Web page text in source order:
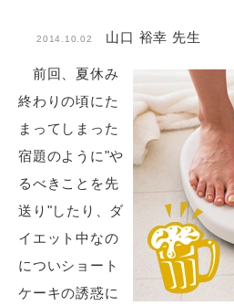
2014.10.02 山口 裕幸 先生
前回、夏休み
終わりの頃にた
まってしまった
宿題のように"や
るべきことを先
送り"したり、ダ
イエット中なの
についショート
ケーキの誘惑に